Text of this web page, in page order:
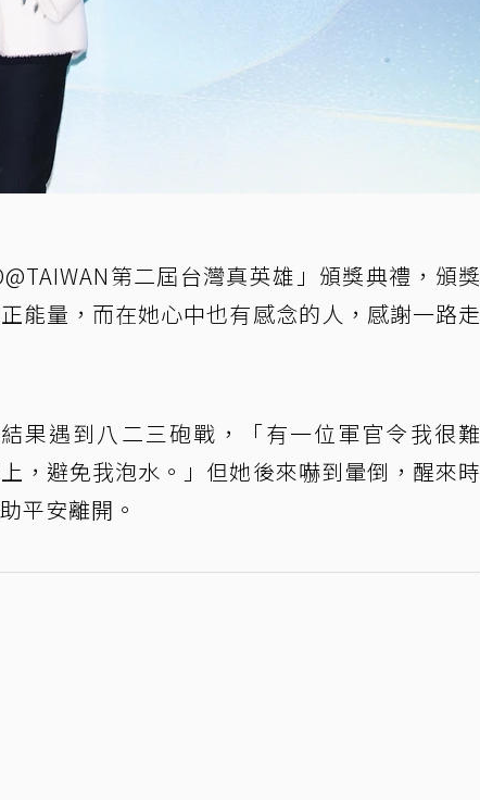
第二屆台灣真英雄」頒獎典禮，頒獎
能量，而在她心中也有感念的人，感謝一路走
果遇到八二三砲戰，「有一位軍官令我很難
，避免我泡水。」但她後來嚇到暈倒，醒來時
平安離開。